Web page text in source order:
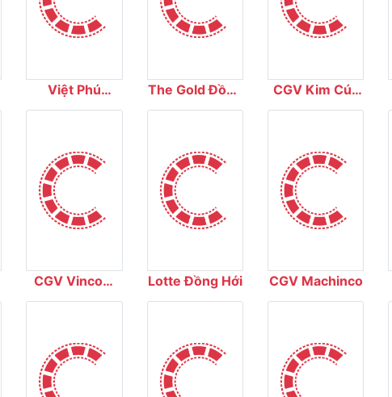
Việt Phú
Cinema
The Gold Đồng
Xoài
CGV Kim Cúc
Plaza
CGV Vincom
Xuân Khánh
Lotte Đồng Hới CGV Machinco